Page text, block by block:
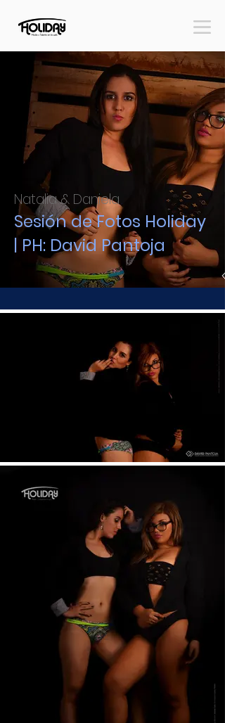
Natalia & Daniela
Sesión de Fotos Holiday
| PH: David Pantoja